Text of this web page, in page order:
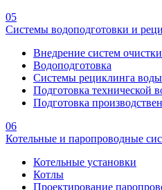
05
Системы водоподготовки и
Внедрение систем
Водоподготовка
Системы рециклинга воды
Подготовка технической
Подготовка
06
Котельные и паропроводные
Котельные установки
Котлы
Проектирование